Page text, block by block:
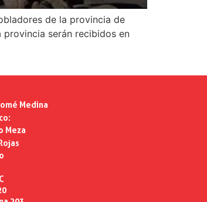
de la provincia de
provincia serán recibidos en
Medina
Meza